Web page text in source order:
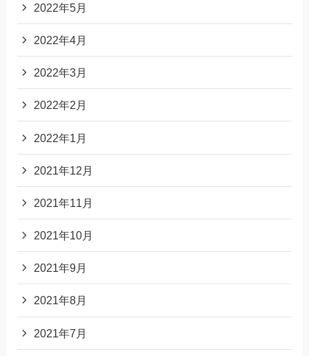
2022年5月
2022年4月
2022年3月
2022年2月
2022年1月
2021年12月
2021年11月
2021年10月
2021年9月
2021年8月
2021年7月